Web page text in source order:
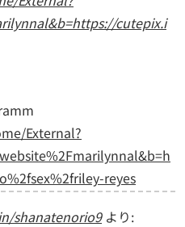
cutepix.i
External?
reyes
shanatenorio9 より: